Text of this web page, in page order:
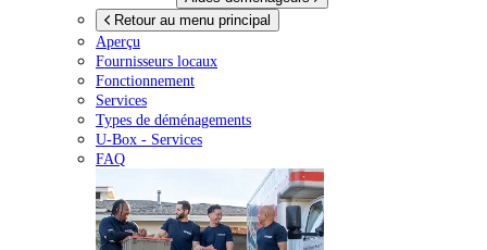
Retour au menu principal
Aperçu
Fournisseurs locaux
Fonctionnement
Services
Types de déménagements
U-Box - Services
FAQ